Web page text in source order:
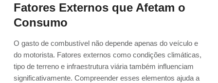
Fatores Externos que Afetam o
Consumo
O gasto de combustível não depende apenas do veículo e
do motorista. Fatores externos como condições climáticas,
tipo de terreno e infraestrutura viária também influenciam
significativamente. Compreender esses elementos ajuda a